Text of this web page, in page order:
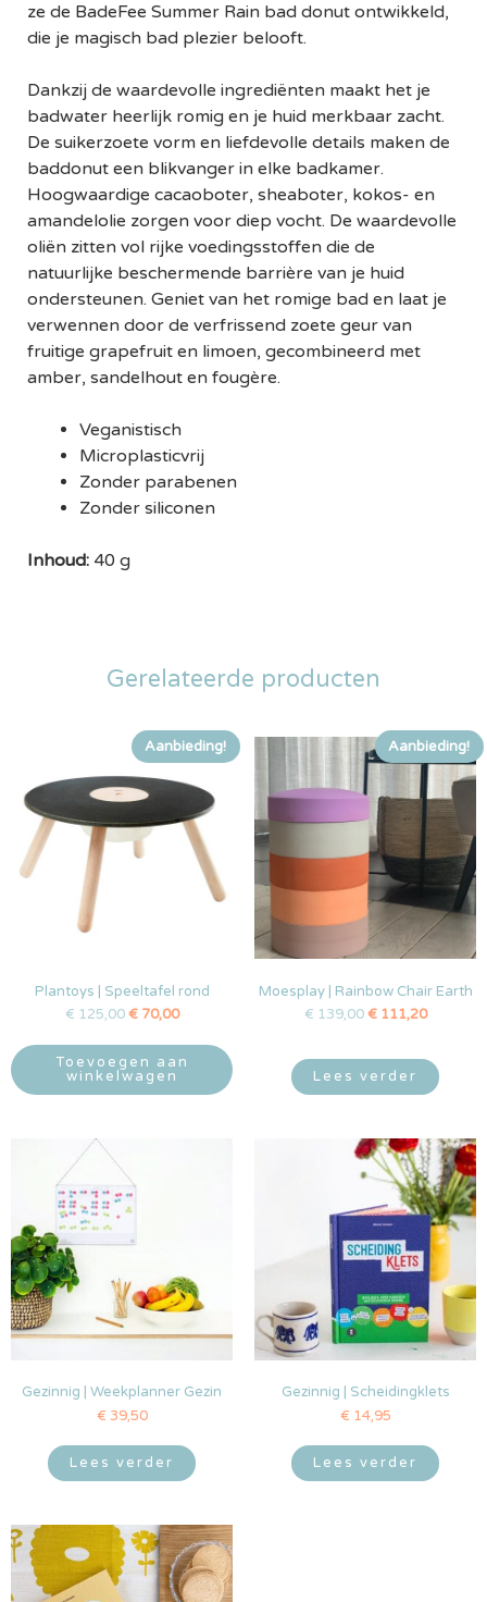
ze de BadeFee Summer Rain bad donut ontwikkeld,
die je magisch bad plezier belooft.
Dankzij de waardevolle ingrediënten maakt het je
badwater heerlijk romig en je huid merkbaar zacht.
De suikerzoete vorm en liefdevolle details maken de
baddonut een blikvanger in elke badkamer.
Hoogwaardige cacaoboter, sheaboter, kokos- en
amandelolie zorgen voor diep vocht. De waardevolle
oliën zitten vol rijke voedingsstoffen die de
natuurlijke beschermende barrière van je huid
ondersteunen. Geniet van het romige bad en laat je
verwennen door de verfrissend zoete geur van
fruitige grapefruit en limoen, gecombineerd met
amber, sandelhout en fougère.
Veganistisch
Microplasticvrij
Zonder parabenen
Zonder siliconen
Inhoud: 40 g
Gerelateerde producten
Aanbieding!
Plantoys | Speeltafel rond
€ 125,00 €70,00
Toevoegen aan
winkelwagen
Aanbieding!
Moesplay | Rainbow Chair Earth
€ 139,00 €111,20
Lees verder
Gezinnig | Weekplanner Gezin
€ 39,50
Lees verder
Gezinnig | Scheidingklets
€ 14,95
Lees verder